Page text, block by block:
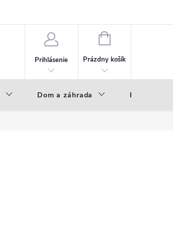
Prihlásenie
NÁKUPNÝ
Prázdny košík
Dom a záhrada